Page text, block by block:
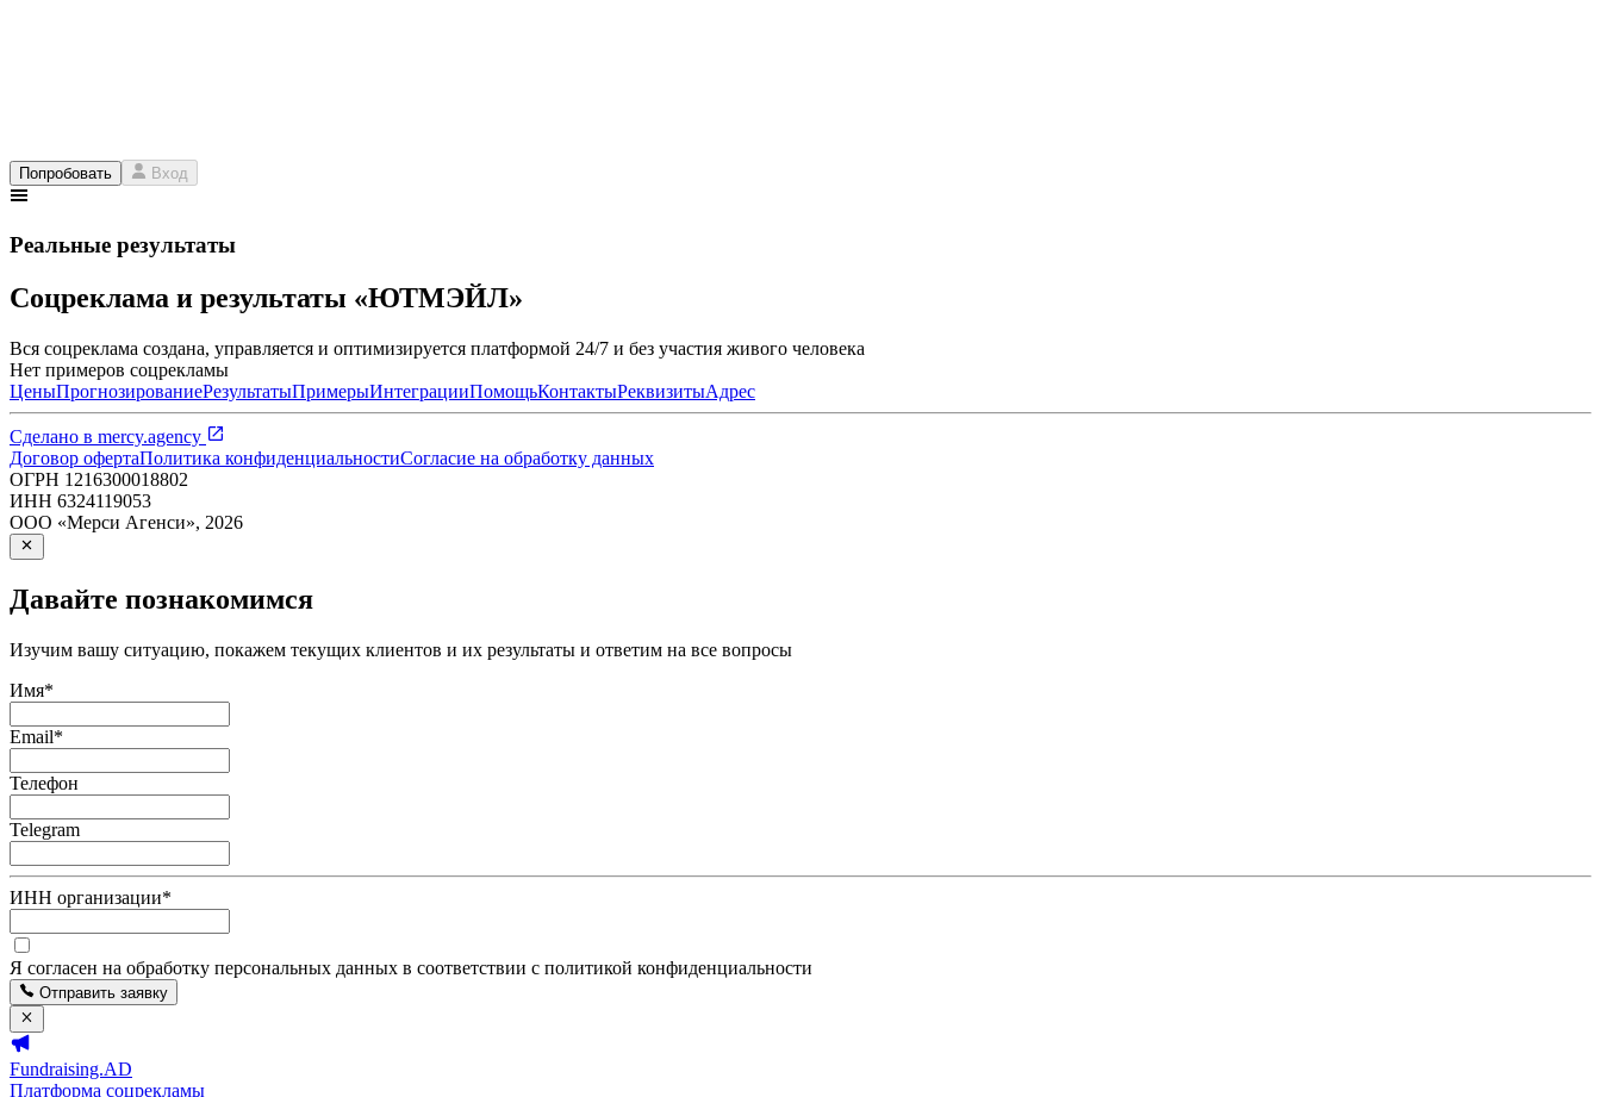
Попробовать Вход
Реальные результаты
Соцреклама и результаты «ЮТМЭЙЛ»
Вся соцреклама создана, управляется и оптимизируется платформой 24/7 и без участия живого человека
Нет примеров соцрекламы
ЦеныПрогнозированиеРезультатыПримерыИнтеграцииПомощьКонтактыРеквизитыАдрес
Сделано в mercy.agency
Договор офертаПолитика конфиденциальностиСогласие на обработку данных
ОГРН 1216300018802
ИНН 6324119053
ООО «Мерси Агенси», 2026
Давайте познакомимся
Изучим вашу ситуацию, покажем текущих клиентов и их результаты и ответим на все вопросы
Имя*
Email*
Телефон
Telegram
ИНН организации*
Я согласен на обработку персональных данных в соответствии с политикой конфиденциальности
Отправить заявку
Fundraising.AD
Платформа соцрекламы